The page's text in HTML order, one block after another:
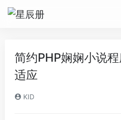
简约PHP娴娴小说
适应
KID